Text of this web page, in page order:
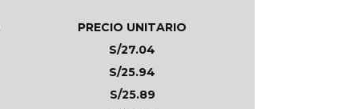
PRECIO UNITARIO
S/27.04
S/25.94
S/25.89